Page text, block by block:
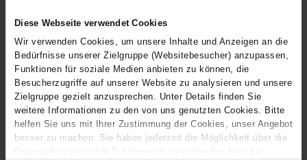
Diese Webseite verwendet Cookies
Wir verwenden Cookies, um unsere Inhalte und Anzeigen an die
Bedürfnisse unserer Zielgruppe (Websitebesucher) anzupassen,
Funktionen für soziale Medien anbieten zu können, die
Besucherzugriffe auf unserer Website zu analysieren und unsere
Zielgruppe gezielt anzusprechen. Unter Details finden Sie
weitere Informationen zu den von uns genutzten Cookies. Bitte
helfen Sie uns mit Ihrer Zustimmung der Cookies, unser Angebot
besser zu machen. Sie haben jederzeit die Möglichkeit über die
Betonzaun (73)
HÄUFIGSTE SCHLAGWÖRTER